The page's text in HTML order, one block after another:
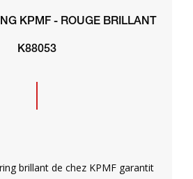
KPMF - ROUGE BRILLANT
K88053
brillant de chez KPMF garantit